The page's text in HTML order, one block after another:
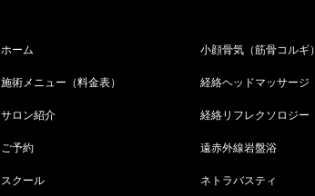
ホーム
施術メニュー（料金表）
サロン紹介
ご予約
スクール
小顔骨気（筋骨コルギ）
経絡ヘッドマッサージ
経絡リフレクソロジー
遠赤外線岩盤浴
ネトラバスティ